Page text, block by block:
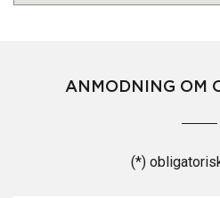
ANMODNING OM
(*)